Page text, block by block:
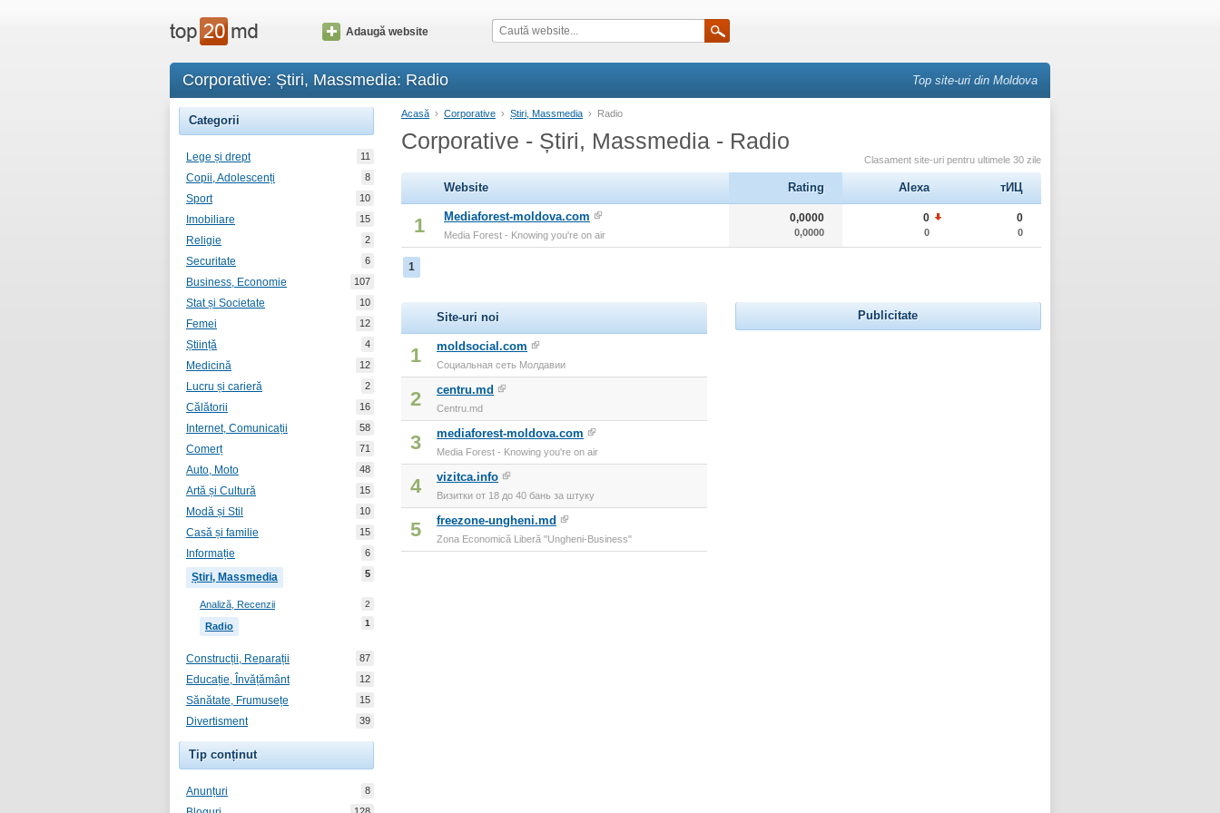
Adaugă website
Corporative: Știri, Massmedia: Radio Top site-uri din Moldova
Categorii
Lege și drept 11
Copii, Adolescenți 8
Sport 10
Imobiliare 15
Religie 2
Securitate 6
Business, Economie 107
Stat și Societate 10
Femei 12
Știință 4
Medicină 12
Lucru și carieră 2
Călătorii 16
Internet, Comunicații 58
Comerț 71
Auto, Moto 48
Artă și Cultură 15
Modă și Stil 10
Casă și familie 15
Informație 6
Știri, Massmedia 5
Analiză, Recenzii 2
Radio 1
Construcții, Reparații 87
Educație, Învățământ 12
Sănătate, Frumusețe 15
Divertisment 39
Tip conținut
Anunțuri 8
Acasă › Corporative › Știri, Massmedia › Radio
Corporative - Știri, Massmedia - Radio
Clasament site-uri pentru ultimele 30 zile
Website Rating Alexa тИЦ
1 Mediaforest-moldova.com
Media Forest - Knowing you're on air
0,0000
0,0000
0
0
0
0
1
Site-uri noi
1 moldsocial.com
Социальная сеть Молдавии
2 centru.md
Centru.md
3 mediaforest-moldova.com
Media Forest - Knowing you're on air
4 vizitca.info
Визитки от 18 до 40 бань за штуку
5 freezone-ungheni.md
Zona Economică Liberă "Ungheni-Business"
Publicitate